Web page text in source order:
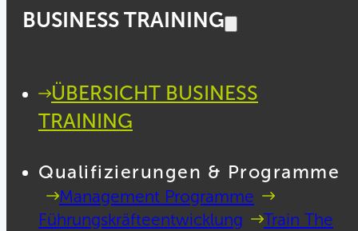
BUSINESS TRAINING
ÜBERSICHT BUSINESS
TRAINING
Qualifizierungen & Programme
Management Programme
Führungskräfteentwicklung
Train The